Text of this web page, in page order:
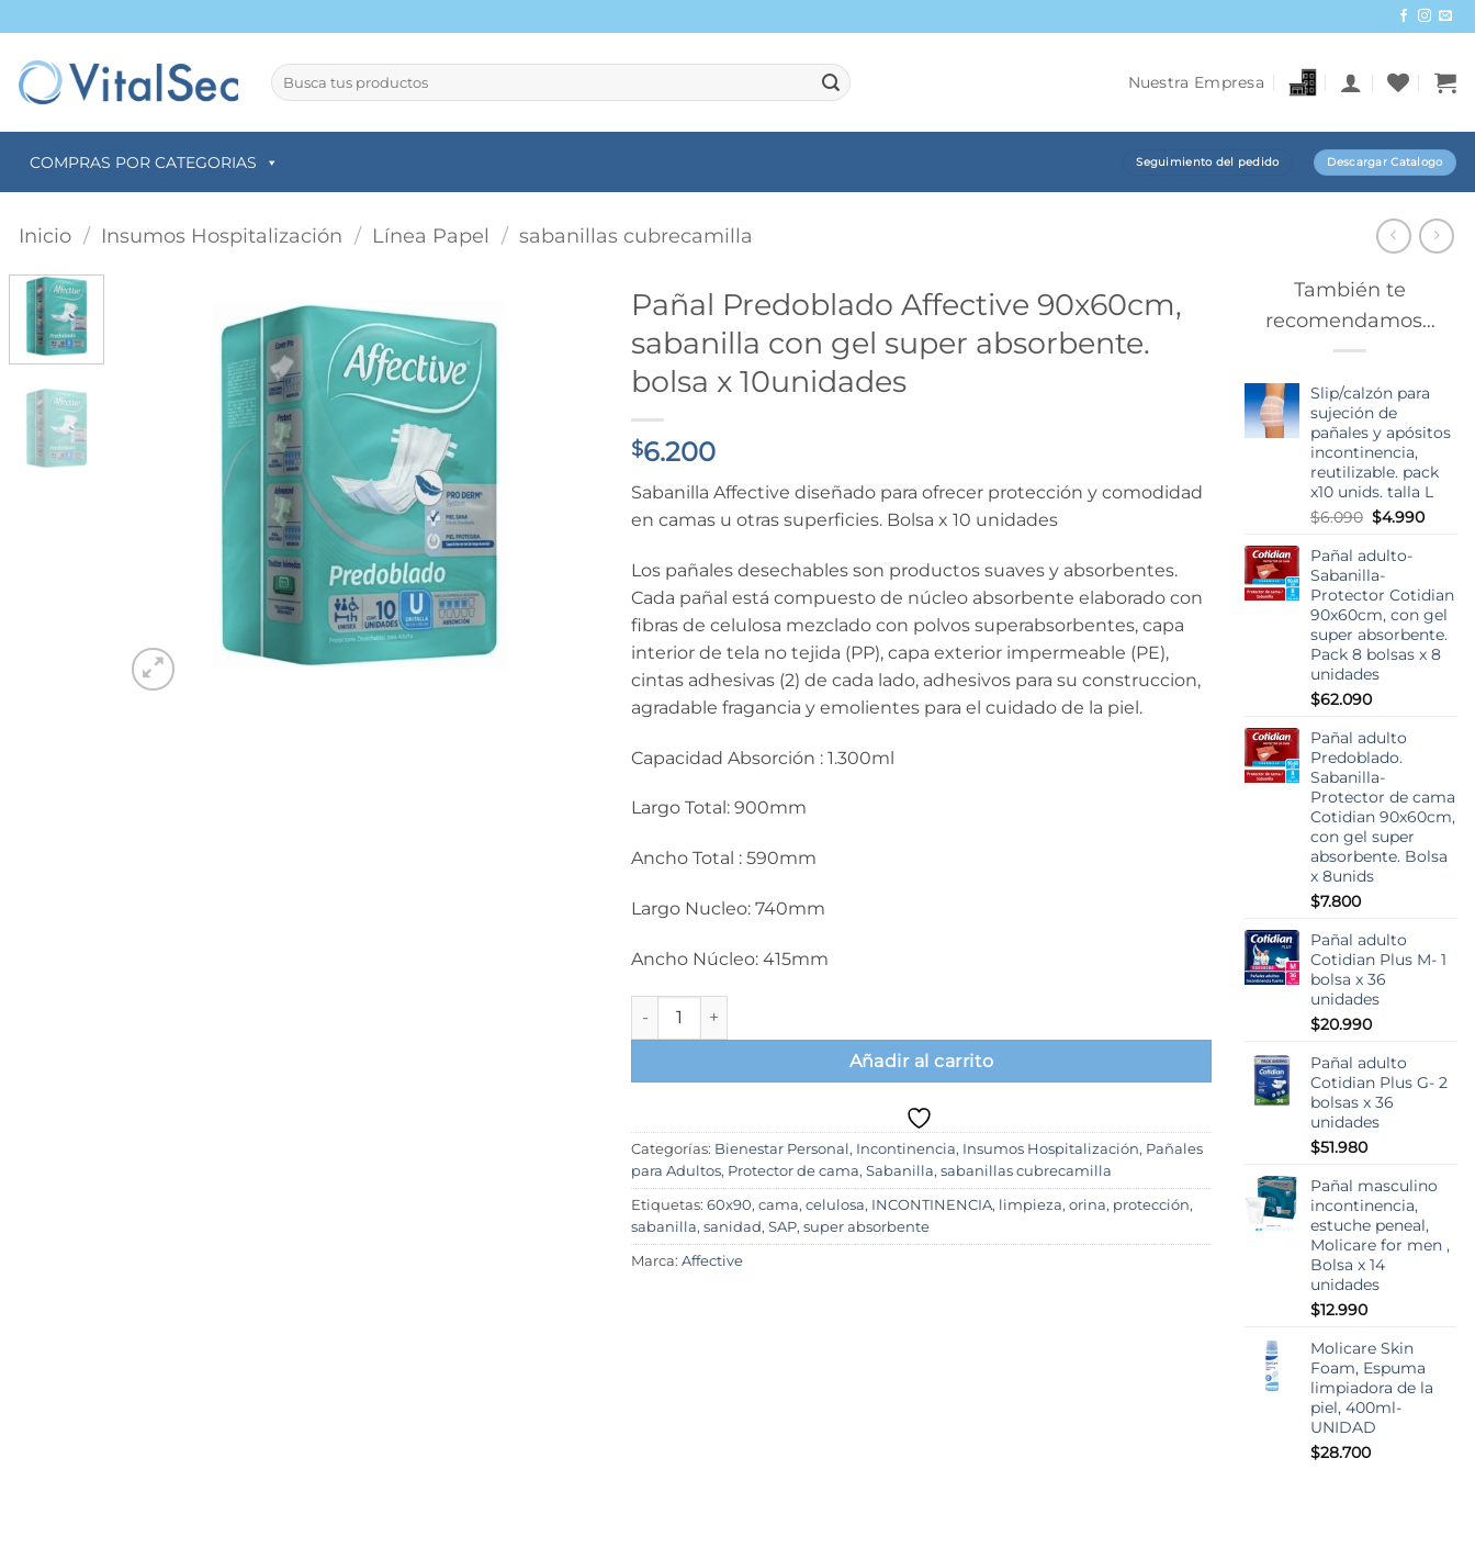
al
contenido
Buscar
por:
Nuestra Empresa
COMPRAS POR CATEGORIAS Seguimiento del pedido Descargar Catalogo
Inicio / Insumos Hospitalización / Línea Papel / sabanillas cubrecamilla
Pañal Predoblado Affective 90x60cm,
sabanilla con gel super absorbente.
bolsa x 10unidades
$6.200
Sabanilla Affective diseñado para ofrecer protección y comodidad
en camas u otras superficies. Bolsa x 10 unidades
Los pañales desechables son productos suaves y absorbentes.
Cada pañal está compuesto de núcleo absorbente elaborado con
fibras de celulosa mezclado con polvos superabsorbentes, capa
interior de tela no tejida (PP), capa exterior impermeable (PE),
cintas adhesivas (2) de cada lado, adhesivos para su construccion,
agradable fragancia y emolientes para el cuidado de la piel.
Capacidad Absorción : 1.300ml
Largo Total: 900mm
Ancho Total : 590mm
Largo Nucleo: 740mm
Ancho Núcleo: 415mm
Pañal Predoblado Affective 90x60cm, sabanilla con gel super absorbente. bolsa x 10unidades cantidad
Añadir al carrito
Categorías: Bienestar Personal, Incontinencia, Insumos Hospitalización, Pañales
para Adultos, Protector de cama,Sabanilla,sabanillas cubrecamilla
Etiquetas:60x90,cama,celulosa, INCONTINENCIA, limpieza,orina, protección,
sabanilla,sanidad,SAP,super absorbente
Marca:Affective
También te
recomendamos…
Slip/calzón para
sujeción de
pañales y apósitos
incontinencia,
reutilizable. pack
x10 unids. talla L
$6.090 El
original
era:
$6.090.
$4.990El
Pañal adulto-
Sabanilla-
Protector Cotidian
90x60cm, con gel
super absorbente.
Pack 8 bolsas x 8
unidades
$62.090
Pañal adulto
Predoblado.
Sabanilla-
Protector de cama
Cotidian 90x60cm,
con gel super
absorbente. Bolsa
x 8unids
$7.800
Pañal adulto
Cotidian Plus M- 1
bolsa x 36
unidades
$20.990
Pañal adulto
Cotidian Plus G- 2
bolsas x 36
unidades
$51.980
Pañal masculino
incontinencia,
estuche peneal,
Molicare for men ,
Bolsa x 14
unidades
$12.990
Molicare Skin
Foam, Espuma
limpiadora de la
piel, 400ml-
UNIDAD
$28.700